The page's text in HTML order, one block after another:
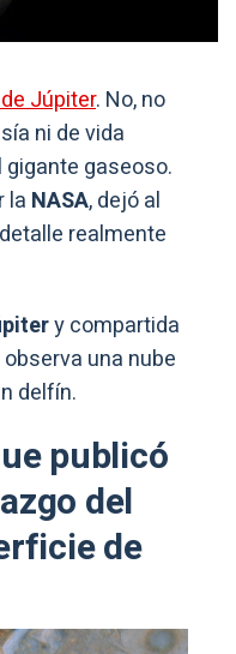
Júpiter. No, no
ni de vida
gaseoso.
la NASA, dejó al
realmente
y compartida
una nube
delfín.
publicó
del
de